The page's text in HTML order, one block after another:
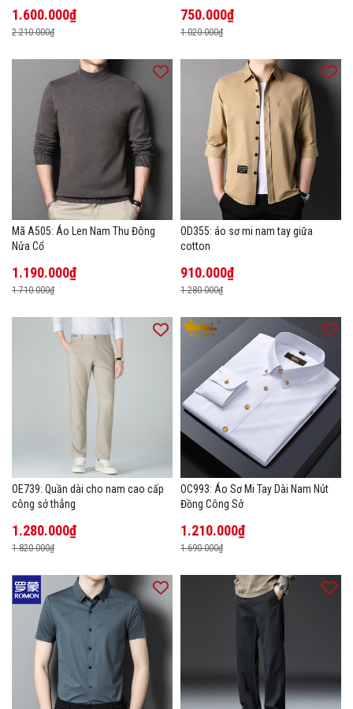
1.600.000₫
2.210.000₫
750.000₫
1.020.000₫
Mã A505: Áo Len Nam Thu Đông
Nửa Cổ
1.190.000₫
1.710.000₫
OD355: áo sơ mi nam tay giữa
cotton
910.000₫
1.280.000₫
OE739: Quần dài cho nam cao cấp
công sở thẳng
1.280.000₫
1.820.000₫
OC993: Áo Sơ Mi Tay Dài Nam Nút
Đồng Công Sở
1.210.000₫
1.690.000₫